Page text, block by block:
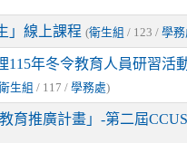
」線上課程 (衛生組 / 123 / 學務
年冬令教育人員研習活
生組 / 117 /學務處)
育推廣計畫」-第二屆